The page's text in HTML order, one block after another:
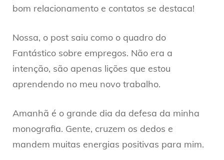
bom relacionamento e contatos se destaca!
Nossa, o post saiu como o quadro do
Fantástico sobre empregos. Não era a
intenção, são apenas lições que estou
aprendendo no meu novo trabalho.
Amanhã é o grande dia da defesa da minha
monografia. Gente, cruzem os dedos e
mandem muitas energias positivas para mim.